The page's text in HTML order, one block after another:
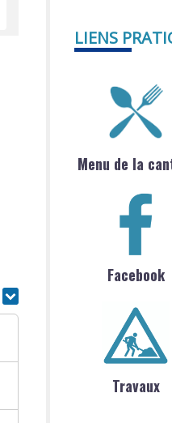
LIENS
Menu de la
Facebook
Travaux